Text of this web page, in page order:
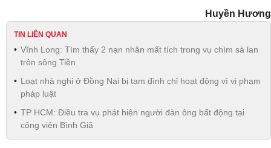
Huyền Hương
TIN LIÊN QUAN
Vĩnh Long: Tìm thấy 2 nạn nhân mất tích trong vụ chìm sà lan
trên sông Tiền
Loạt nhà nghỉ ở Đồng Nai bị tạm đình chỉ hoạt động vì vi phạm
pháp luật
TP HCM: Điều tra vụ phát hiện người đàn ông bất động tại
công viên Bình Giã